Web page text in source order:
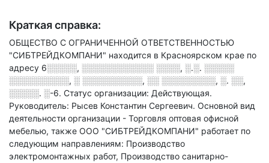
Краткая справка:
ОБЩЕСТВО С ОГРАНИЧЕННОЙ ОТВЕТСТВЕННОСТЬЮ
"СИБТРЕЙДКОМПАНИ" находится в Красноярском крае по
адресу 6░░░░░, ░░░░░░░░░░░░ ░░░░, ░.░. ░░░░░
░░░░░░░░░░, ░ ░░░░░░░░░░, ░░ ░░░░░░░░░, ░. ░░,
░░░░░. ░-6. Статус организации: Действующая.
Руководитель: Рысев Константин Сергеевич. Основной вид
деятельности организации - Торговля оптовая офисной
мебелью, также ООО "СИБТРЕЙДКОМПАНИ" работает по
следующим направлениям: Производство
электромонтажных работ, Производство санитарно-